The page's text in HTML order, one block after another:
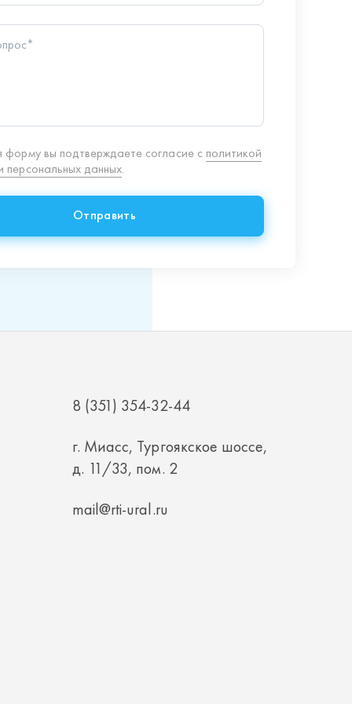
д. 11/33, пом. 2
mail@rti-ural.ru